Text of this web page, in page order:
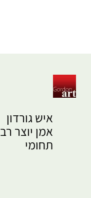
איש גורדון
אמן יוצר רב
תחומי